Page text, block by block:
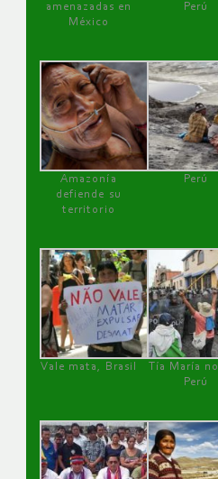
amenazadas en
México
Perú
Amazonía
defiende su
territorio
Perú
Vale mata, Brasil
Tía María
Perú